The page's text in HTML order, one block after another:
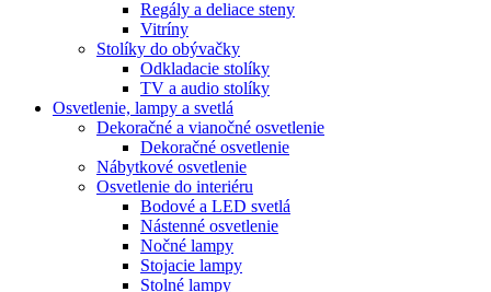
Regály a deliace steny
Vitríny
Stolíky do obývačky
Odkladacie stolíky
TV a audio stolíky
Osvetlenie, lampy a svetlá
Dekoračné a vianočné osvetlenie
Dekoračné osvetlenie
Nábytkové osvetlenie
Osvetlenie do interiéru
Bodové a LED svetlá
Nástenné osvetlenie
Nočné lampy
Stojacie lampy
Stolné lampy